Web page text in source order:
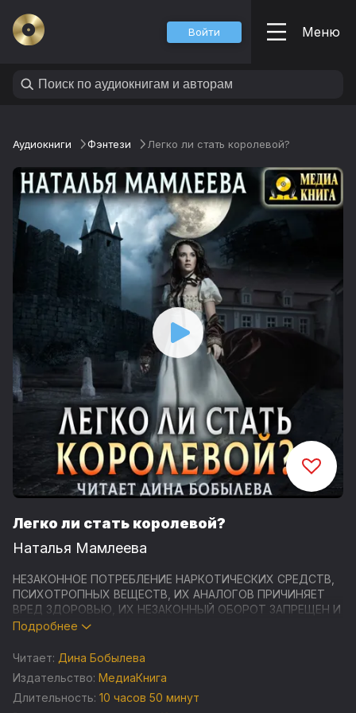
Войти Меню
Аудиокниги Фэнтези Легко ли стать королевой?
Легко ли стать королевой?
Наталья Мамлеева
НЕЗАКОННОЕ ПОТРЕБЛЕНИЕ НАРКОТИЧЕСКИХ СРЕДСТВ,
ПСИХОТРОПНЫХ ВЕЩЕСТВ, ИХ АНАЛОГОВ ПРИЧИНЯЕТ
ВРЕД ЗДОРОВЬЮ, ИХ НЕЗАКОННЫЙ ОБОРОТ ЗАПРЕЩЕН И
ВЛЕЧЕТ УСТАНОВЛЕННУЮ ЗАКОНОДАТЕЛЬСТВОМ
Студия «МедиаКнига» представляет аудиокнигу
популярной современной писательницы Натальи
Мамлеевой - «Легко ли стать королевой?». Книга
Подробнее
Читает: Дина Бобылева
Издательство: МедиаКнига
Длительность: 10 часов 50 минут